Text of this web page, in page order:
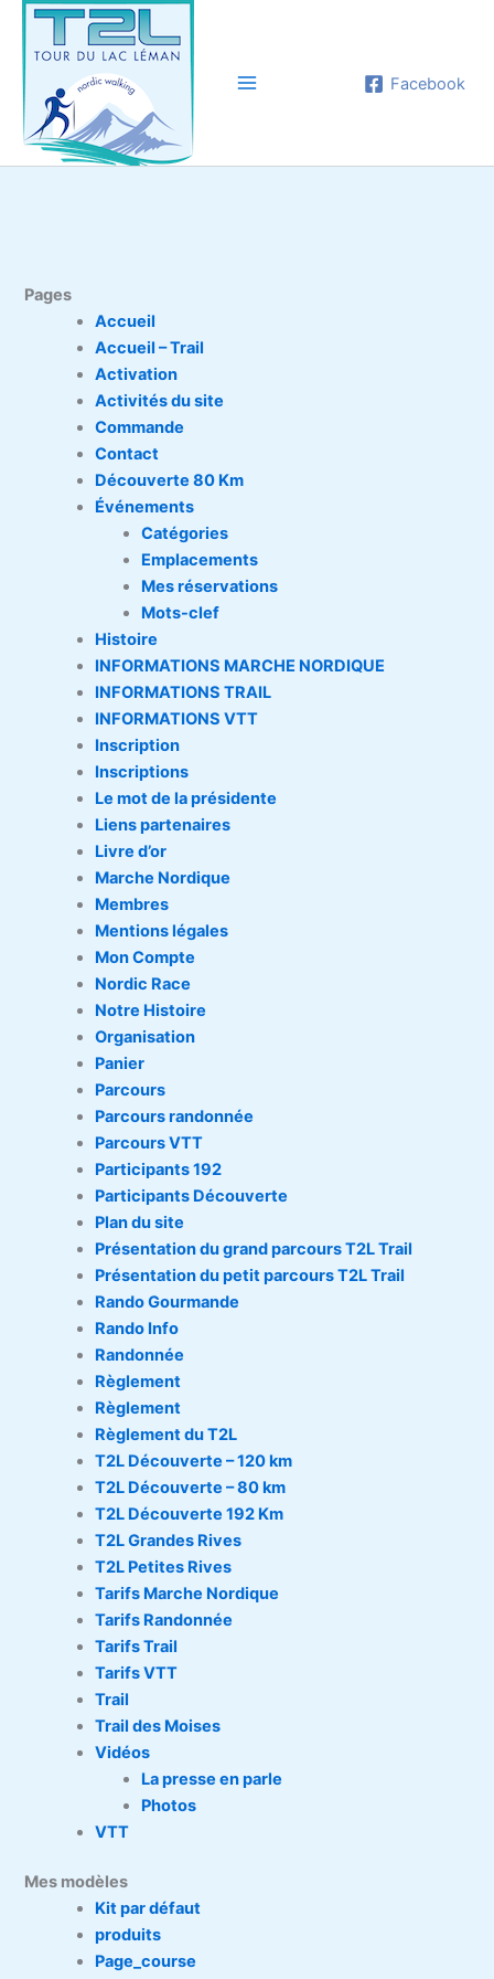
Aller
contenu
Facebook
Pages
Accueil
Accueil – Trail
Activation
Activités du site
Commande
Contact
Découverte 80 Km
Événements
Catégories
Emplacements
Mes réservations
Mots-clef
Histoire
INFORMATIONS MARCHE NORDIQUE
INFORMATIONS TRAIL
INFORMATIONS VTT
Inscription
Inscriptions
Le mot de la présidente
Liens partenaires
Livre d’or
Marche Nordique
Membres
Mentions légales
Mon Compte
Nordic Race
Notre Histoire
Organisation
Panier
Parcours
Parcours randonnée
Parcours VTT
Participants 192
Participants Découverte
Plan du site
Présentation du grand parcours T2L Trail
Présentation du petit parcours T2L Trail
Rando Gourmande
Rando Info
Randonnée
Règlement
Règlement
Règlement du T2L
T2L Découverte – 120 km
T2L Découverte – 80 km
T2L Découverte 192 Km
T2L Grandes Rives
T2L Petites Rives
Tarifs Marche Nordique
Tarifs Randonnée
Tarifs Trail
Tarifs VTT
Trail
Trail des Moises
Vidéos
La presse en parle
Photos
VTT
Mes modèles
Kit par défaut
produits
Page_course